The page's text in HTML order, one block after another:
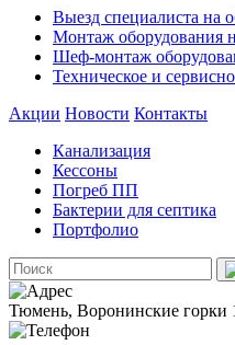
Выезд специалиста на
Монтаж оборудования
Шеф-монтаж
Техническое и
Акции Новости Контакты
Канализация
Кессоны
Погреб ПП
Бактерии для септика
Портфолио
Тюмень, Воронинские горки